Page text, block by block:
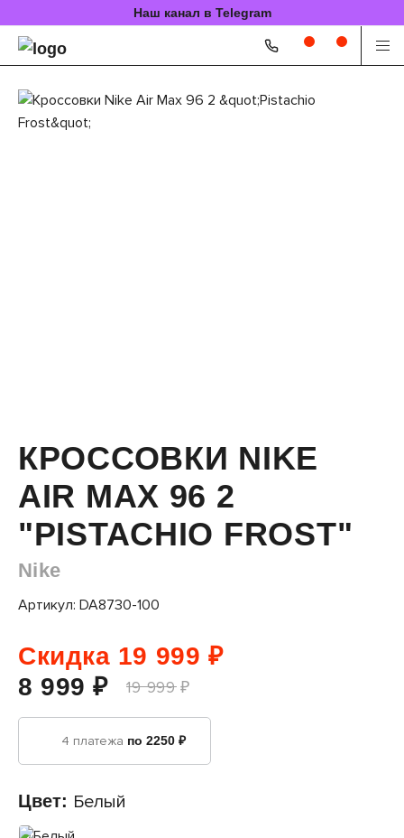
Наш канал в Telegram
КРОССОВКИ NIKE
AIR MAX 96 2
"PISTACHIO FROST"
Nike
Артикул: DA8730-100
Скидка 19 999 ₽
8 999 ₽
19 999 ₽
4 платежа по 2250 ₽
Цвет: Белый